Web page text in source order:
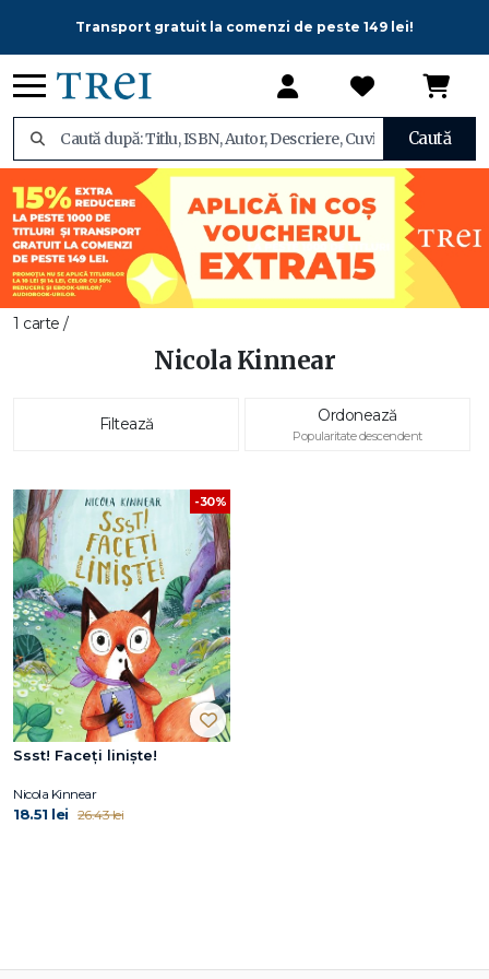
Transport gratuit la comenzi de peste 149 lei!
Caută
1 carte /
Nicola Kinnear
Filtează Ordonează
Popularitate descendent
-30%
Ssst! Faceți liniște!
Nicola Kinnear
18.51 lei 26.43 lei